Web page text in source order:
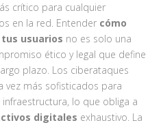
crítico para cualquier
en la red. Entender cómo
usuarios no es solo una
ético y legal que define
plazo. Los ciberataques
vez más sofisticados para
lo que obliga a
digitales exhaustivo. La